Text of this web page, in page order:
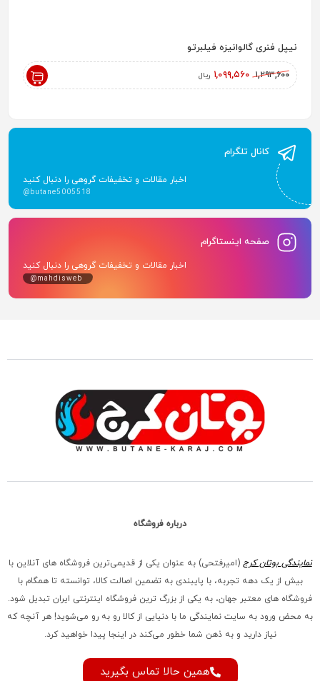
نیپل فنری گالوانیزه فیلبرتو
۱,۲۹۳,۶۰۰ ۱,۰۹۹,۵۶۰ ریال
کانال تلگرام
اخبار مقالات و تخفیفات گروهی را دنبال کنید
@butane5005518
صفحه اینستاگرام
اخبار مقالات و تخفیفات گروهی را دنبال کنید
@mahdisweb
درباره فروشگاه
نمایندگی بوتان کرج (امیرفتحی) به عنوان یکی از قدیمی‌ترین فروشگاه های آنلاین با
بیش از یک دهه تجربه، با پایبندی به تضمین اصالت کالا، توانسته تا همگام با
فروشگاه‌ های معتبر جهان، به یکی از بزرگ‌ ترین فروشگاه اینترنتی ایران تبدیل شود.
به محض ورود به سایت نمایندگی ما با دنیایی از کالا رو به رو می‌شوید! هر آنچه که
نیاز دارید و به ذهن شما خطور می‌کند در اینجا پیدا خواهید کرد.
همین حالا تماس بگیرید